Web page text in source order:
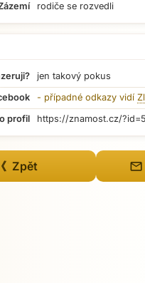
Přejít na
rodiče se rozvedli
jen takový pokus
- případné odkazy vidí
profil
https://znamost.cz/
《 Zpět mail